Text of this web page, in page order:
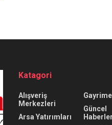
Katagori
Alışveriş
Merkezleri
Arsa Yatırımları
Güncel
Haberler